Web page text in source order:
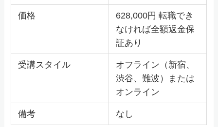
価格
628,000円 転職でき
なければ全額返金保
証あり
受講スタイル
オフライン（新宿、
渋谷、難波）または
オンライン
備考 なし